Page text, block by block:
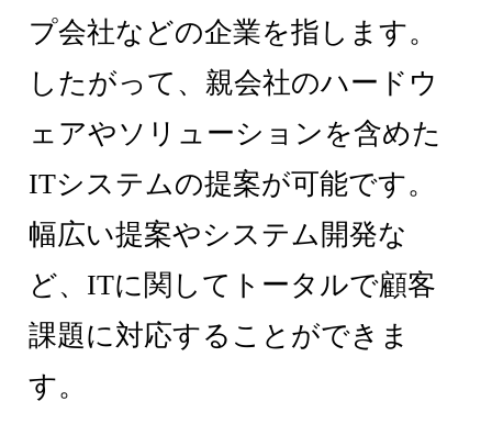
プ会社などの企業を指します。
したがって、親会社のハードウ
ェアやソリューションを含めた
ITシステムの提案が可能です。
幅広い提案やシステム開発な
ど、ITに関してトータルで顧客
課題に対応することができま
す。